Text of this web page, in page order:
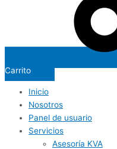
Carrito
Inicio
Nosotros
Panel de usuario
Servicios
Asesoría KVA